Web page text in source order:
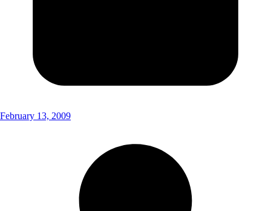
February 13, 2009